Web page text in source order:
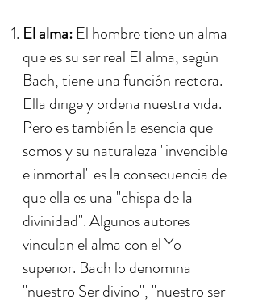
El alma: El hombre tiene un alma
que es su ser real El alma, según
Bach, tiene una función rectora.
Ella dirige y ordena nuestra vida.
Pero es también la esencia que
somos y su naturaleza "invencible
e inmortal" es la consecuencia de
que ella es una "chispa de la
divinidad". Algunos autores
vinculan el alma con el Yo
superior. Bach lo denomina
"nuestro Ser divino", "nuestro ser